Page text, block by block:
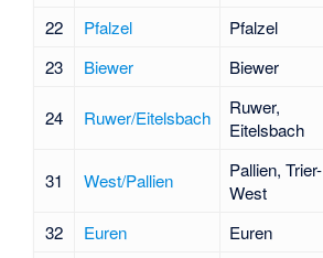
22 Pfalzel Pfalzel
23
Biewer Biewer
24 Ruwer/Eitelsbach
Ruwer,
Eitelsbach
31 West/Pallien
Pallien, Trier-
West
32 Euren Euren